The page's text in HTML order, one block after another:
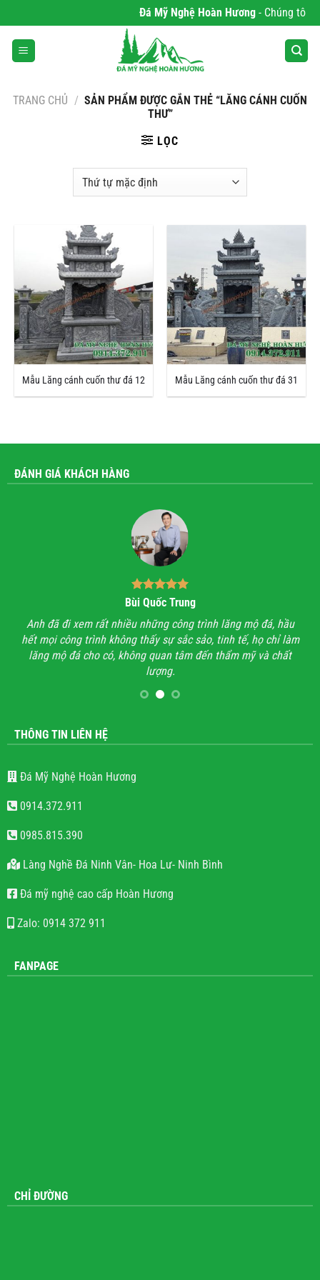
qua
nội
dung
Đá Mỹ Nghệ Hoàn Hương- Chúng tôi
TRANG CHỦ / SẢN PHẨM ĐƯỢC GẮN THẺ “LĂNG CÁNH CUỐN
THƯ”
LỌC
Mẫu Lăng cánh cuốn thư đá 12 Mẫu Lăng cánh cuốn thư đá 31
ĐÁNH GIÁ KHÁCH HÀNG
Bùi Quốc Trung
Anh đã đi xem rất nhiều những công trình lăng mộ đá, hầu
hết mọi công trình không thấy sự sắc sảo, tinh tế, họ chỉ làm
lăng mộ đá cho có, không quan tâm đến thẩm mỹ và chất
lượng.
THÔNG TIN LIÊN HỆ
Đá Mỹ Nghệ Hoàn Hương
0914.372.911
0985.815.390
Làng Nghề Đá Ninh Vân- Hoa Lư- Ninh Bình
Đá mỹ nghệ cao cấp Hoàn Hương
Zalo: 0914 372 911
FANPAGE
CHỈ ĐƯỜNG